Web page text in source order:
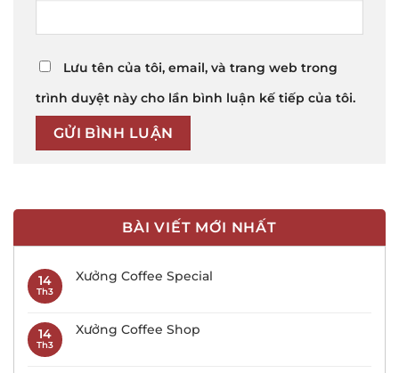
Lưu tên của tôi, email, và trang web trong
trình duyệt này cho lần bình luận kế tiếp của tôi.
BÀI VIẾT MỚI NHẤT
14
Th3
Xưởng Coffee Special
14
Th3
Xưởng Coffee Shop